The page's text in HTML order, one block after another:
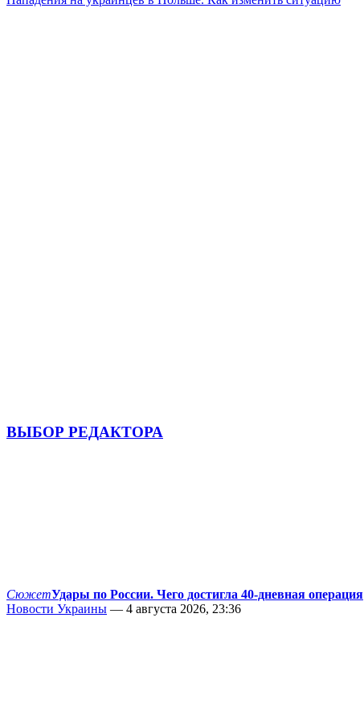
ВЫБОР РЕДАКТОРА
СюжетУдары по России. Чего достигла 40-дневная операция
Новости Украины — 4 августа 2026, 23:36